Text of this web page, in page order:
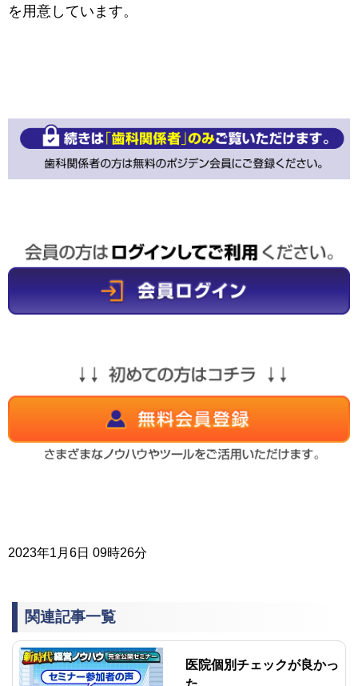
を用意しています。
2023年1月6日 09時26分
関連記事一覧
医院個別チェックが良かっ